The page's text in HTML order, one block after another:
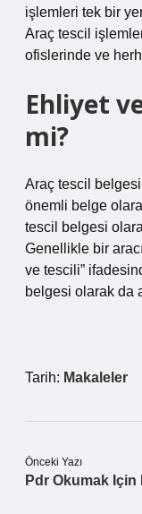
işlemleri tek bir
Araç tescil
ofislerinde ve
Ehliyet
mi?
Araç tescil
önemli belge
tescil belgesi
Genellikle bir
ve tescili”
belgesi olarak da
Tarih: Makaleler
Önceki Yazı
Pdr Okumak Için